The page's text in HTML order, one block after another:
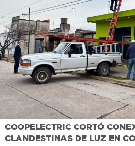
COOPELECTRIC CORTÓ
CLANDESTINAS DE LUZ EN